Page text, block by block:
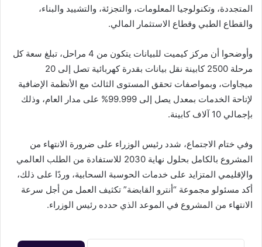
المتجددة، وتكنولوجيا المعلومات، والتجزئة، والتشييد والبناء،
والقطاع الطبي وقطاع الاستثمار المالي.
وأوضحوا أن مركز كيميت للبيانات يتكون من 4 مراحل، تبلغ سعة كل
مرحلة 2500 كابينة نقل بيانات بقدرة كهربائية تصل إلى 20
ميجاوات، وبمواصفات تحقق المستوى الثالث مع الأنظمة الإضافية
لإتاحة الخدمات بمعدل يصل إلى 99.999% على مدار العام، وذلك
بإجمالي 10 آلاف كابينة.
وفي ختام الاجتماع، شدد رئيس الوزراء على ضرورة الانتهاء من
المشروع بالكامل بحلول نهاية 2030 للاستفادة من الطلب العالمي
والإقليمي المتزايد على خدمات الحوسبة السحابية، وردًا على ذلك،
أكد مسئولو مجموعة “أنترو القابضة” تكثيف العمل من أجل سرعة
الانتهاء من المشروع في الموعد الذي حدده رئيس الوزراء.